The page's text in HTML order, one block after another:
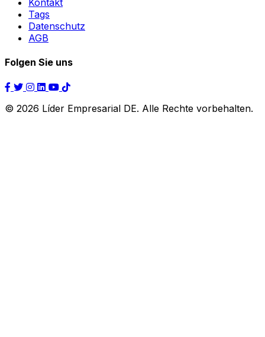
Tags
Datenschutz
AGB
Folgen Sie uns
© 2026 Líder Empresarial DE. Alle Rechte vorbehalten.